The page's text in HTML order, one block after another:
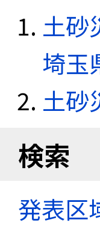
土砂
埼玉
土砂
検索
発表区